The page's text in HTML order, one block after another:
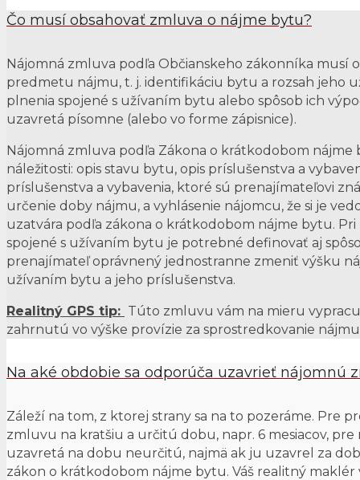
Čo musí obsahovať zmluva o nájme bytu?
Nájomná zmluva podľa Občianskeho zákonníka musí
predmetu nájmu, t. j. identifikáciu bytu a rozsah jeho
plnenia spojené s užívaním bytu alebo spôsob ich
uzavretá písomne (alebo vo forme zápisnice).
Nájomná zmluva podľa Zákona o krátkodobom
náležitosti: opis stavu bytu, opis príslušenstva a
príslušenstva a vybavenia, ktoré sú prenajímateľovi
určenie doby nájmu, a vyhlásenie nájomcu, že si je
uzatvára podľa zákona o krátkodobom nájme bytu.
spojené s užívaním bytu je potrebné definovať aj
prenajímateľ oprávnený jednostranne zmeniť výšku
užívaním bytu a jeho príslušenstva.
Realitný GPS tip: Túto zmluvu vám na mieru
zahrnutú vo výške provízie za sprostredkovanie
Na aké obdobie sa odporúča uzavrieť nájomnú
Záleží na tom, z ktorej strany sa na to pozeráme. Pre
zmluvu na kratšiu a určitú dobu, napr. 6 mesiacov,
uzavretá na dobu neurčitú, najmä ak ju uzavrel za
zákon o krátkodobom nájme bytu. Váš realitný